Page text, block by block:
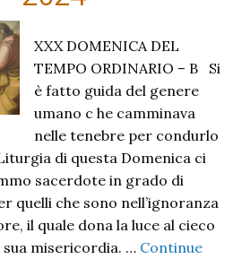
XXX DOMENICA DEL
TEMPO ORDINARIO – B Si
è fatto guida del genere
umano c he camminava
nelle tenebre per condurlo
di questa Domenica ci
sacerdote in grado di
quelli che sono nell’ignoranza
il quale dona la luce al cieco
sua misericordia. … Continue